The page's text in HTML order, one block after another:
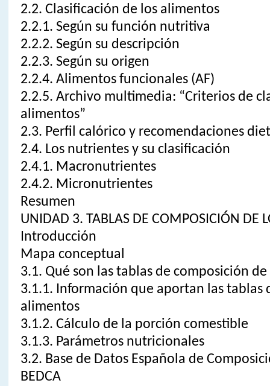
2.2. Clasificación de los alimentos
2.2.1. Según su función nutritiva
2.2.2. Según su descripción
2.2.3. Según su origen
2.2.4. Alimentos funcionales (AF)
2.2.5. Archivo multimedia: “Criterios de
alimentos”
2.3. Perfil calórico y recomendaciones
2.4. Los nutrientes y su clasificación
2.4.1. Macronutrientes
2.4.2. Micronutrientes
Resumen
UNIDAD 3. TABLAS DE COMPOSICIÓN DE
Introducción
Mapa conceptual
3.1. Qué son las tablas de composición
3.1.1. Información que aportan las tablas
alimentos
3.1.2. Cálculo de la porción comestible
3.1.3. Parámetros nutricionales
3.2. Base de Datos Española de
BEDCA